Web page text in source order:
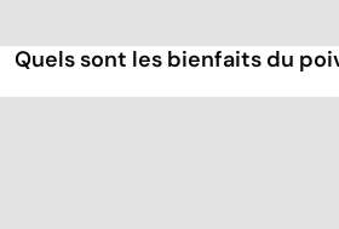
Quels sont les bienfaits du